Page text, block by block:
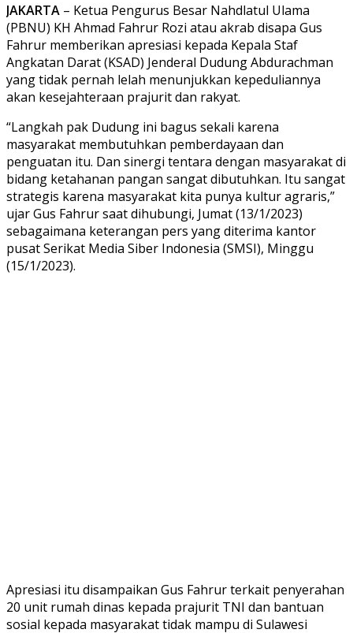
JAKARTA – Ketua Pengurus Besar Nahdlatul Ulama
(PBNU) KH Ahmad Fahrur Rozi atau akrab disapa Gus
Fahrur memberikan apresiasi kepada Kepala Staf
Angkatan Darat (KSAD) Jenderal Dudung Abdurachman
yang tidak pernah lelah menunjukkan kepeduliannya
akan kesejahteraan prajurit dan rakyat.
“Langkah pak Dudung ini bagus sekali karena
masyarakat membutuhkan pemberdayaan dan
penguatan itu. Dan sinergi tentara dengan masyarakat di
bidang ketahanan pangan sangat dibutuhkan. Itu sangat
strategis karena masyarakat kita punya kultur agraris,”
ujar Gus Fahrur saat dihubungi, Jumat (13/1/2023)
sebagaimana keterangan pers yang diterima kantor
pusat Serikat Media Siber Indonesia (SMSI), Minggu
(15/1/2023).
Apresiasi itu disampaikan Gus Fahrur terkait penyerahan
20 unit rumah dinas kepada prajurit TNI dan bantuan
sosial kepada masyarakat tidak mampu di Sulawesi